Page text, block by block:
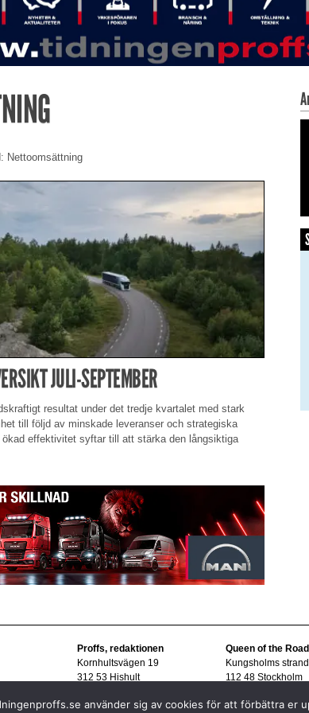
Nettoomsättning
JULI-SEPTEMBER
resultat under det tredje kvartalet med stark
till följd av minskade leveranser och strategiska
effektivitet syftar till att stärka den långsiktiga
Proffs, redaktionen
Kornhultsvägen 19
312 53 Hishult
goran@vagpress.se
Queen of the Road
Kungsholms
112 48 Stockholm
använder sig av cookies för att förbättra er